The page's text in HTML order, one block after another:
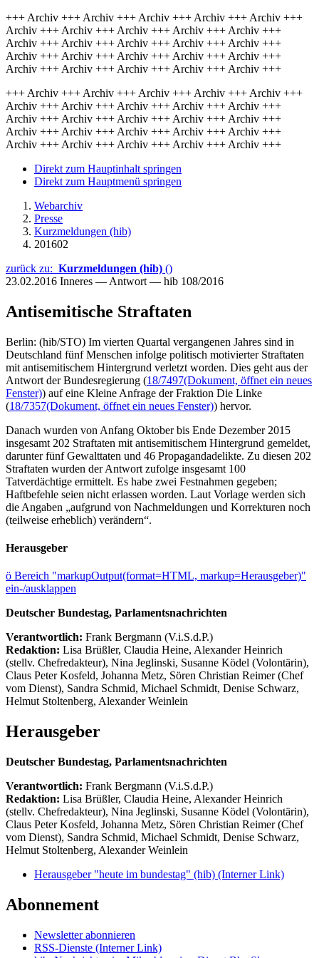
+++ Archiv +++ Archiv +++ Archiv +++ Archiv +++ Archiv +++
Archiv +++ Archiv +++ Archiv +++ Archiv +++ Archiv +++
Archiv +++ Archiv +++ Archiv +++ Archiv +++ Archiv +++
Archiv +++ Archiv +++ Archiv +++ Archiv +++ Archiv +++
Archiv +++ Archiv +++ Archiv +++ Archiv +++ Archiv +++
+++ Archiv +++ Archiv +++ Archiv +++ Archiv +++ Archiv +++
Archiv +++ Archiv +++ Archiv +++ Archiv +++ Archiv +++
Archiv +++ Archiv +++ Archiv +++ Archiv +++ Archiv +++
Archiv +++ Archiv +++ Archiv +++ Archiv +++ Archiv +++
Archiv +++ Archiv +++ Archiv +++ Archiv +++ Archiv +++
Direkt zum Hauptinhalt springen
Direkt zum Hauptmenü springen
Webarchiv
Presse
Kurzmeldungen (hib)
201602
zurück zu: Kurzmeldungen (hib) ()
23.02.2016 Inneres — Antwort — hib 108/2016
Antisemitische Straftaten
Berlin: (hib/STO) Im vierten Quartal vergangenen Jahres sind in
Deutschland fünf Menschen infolge politisch motivierter Straftaten
mit antisemitischem Hintergrund verletzt worden. Dies geht aus der
Antwort der Bundesregierung (18/7497(Dokument, öffnet ein neues
Fenster)) auf eine Kleine Anfrage der Fraktion Die Linke
(18/7357(Dokument, öffnet ein neues Fenster)) hervor.
Danach wurden von Anfang Oktober bis Ende Dezember 2015
insgesamt 202 Straftaten mit antisemitischem Hintergrund gemeldet,
darunter fünf Gewalttaten und 46 Propagandadelikte. Zu diesen 202
Straftaten wurden der Antwort zufolge insgesamt 100
Tatverdächtige ermittelt. Es habe zwei Festnahmen gegeben;
Haftbefehle seien nicht erlassen worden. Laut Vorlage werden sich
die Angaben „aufgrund von Nachmeldungen und Korrekturen noch
(teilweise erheblich) verändern“.
Herausgeber
ö Bereich "markupOutput(format=HTML, markup=Herausgeber)"
ein-/ausklappen
Deutscher Bundestag, Parlamentsnachrichten
Verantwortlich: Frank Bergmann (V.i.S.d.P.)
Redaktion: Lisa Brüßler, Claudia Heine, Alexander Heinrich
(stellv. Chefredakteur), Nina Jeglinski, Susanne Ködel (Volontärin),
Claus Peter Kosfeld, Johanna Metz, Sören Christian Reimer (Chef
vom Dienst), Sandra Schmid, Michael Schmidt, Denise Schwarz,
Helmut Stoltenberg, Alexander Weinlein
Herausgeber
Deutscher Bundestag, Parlamentsnachrichten
Verantwortlich: Frank Bergmann (V.i.S.d.P.)
Redaktion: Lisa Brüßler, Claudia Heine, Alexander Heinrich
(stellv. Chefredakteur), Nina Jeglinski, Susanne Ködel (Volontärin),
Claus Peter Kosfeld, Johanna Metz, Sören Christian Reimer (Chef
vom Dienst), Sandra Schmid, Michael Schmidt, Denise Schwarz,
Helmut Stoltenberg, Alexander Weinlein
Herausgeber "heute im bundestag" (hib) (Interner Link)
Abonnement
Newsletter abonnieren
RSS-Dienste (Interner Link)